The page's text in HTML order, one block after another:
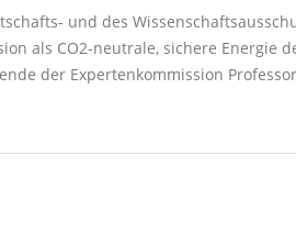
und des
als CO2-neutrale, sichere Energie
der Expertenkommission